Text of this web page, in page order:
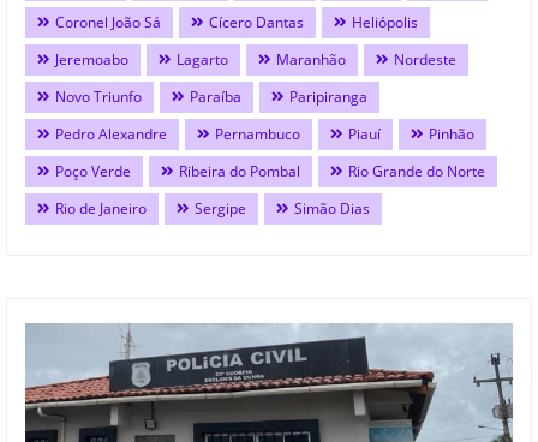
Coronel João Sá
Cícero Dantas
Heliópolis
Jeremoabo
Lagarto Maranhão
Nordeste
Novo Triunfo
Paraíba
Paripiranga
Pedro Alexandre
Pernambuco Piauí
Pinhão
Poço Verde
Ribeira do Pombal
Rio Grande do Norte
Rio de Janeiro
Sergipe Simão Dias